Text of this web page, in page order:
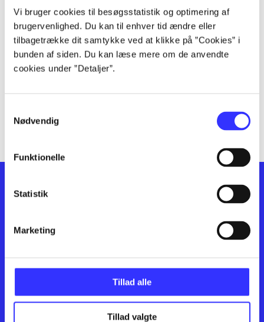
Vi bruger cookies til besøgsstatistik og optimering af
brugervenlighed. Du kan til enhver tid ændre eller
tilbagetrække dit samtykke ved at klikke på ”Cookies” i
bunden af siden. Du kan læse mere om de anvendte
cookies under ”Detaljer”.
Nødvendig
Funktionelle
Statistik
Marketing
Tillad alle
Tillad valgte
lorem ipsum dolor sit amet ...
lorem ipsum dolor sit amet ...
lorem ipsum dolor sit amet ...
lorem ipsum dolor sit amet ...
lorem ipsum dolor sit amet ...
lorem ipsum dolor sit amet ...
Kontakt os
Artikler
Film
Musik